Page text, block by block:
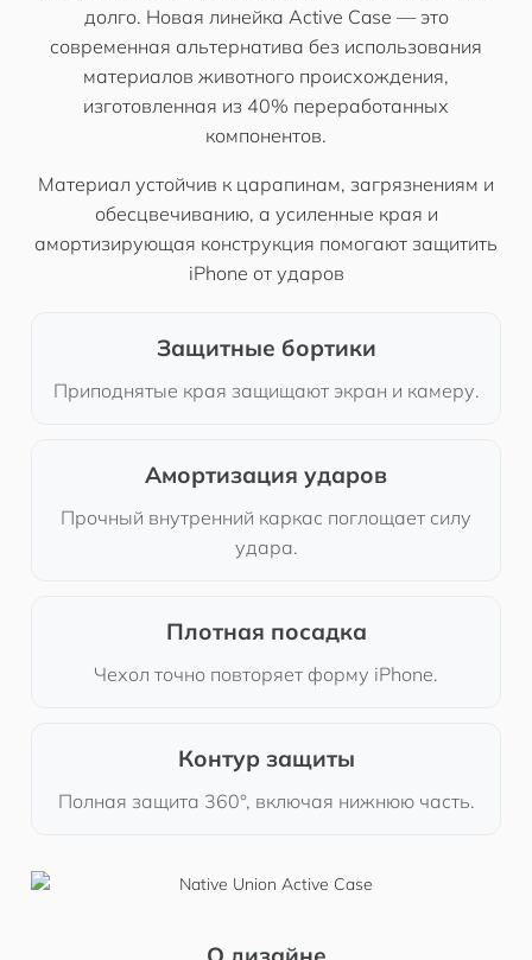
долго. Новая линейка Active Case — это
современная альтернатива без использования
материалов животного происхождения,
изготовленная из 40% переработанных
компонентов.
Материал устойчив к царапинам, загрязнениям и
обесцвечиванию, а усиленные края и
амортизирующая конструкция помогают защитить
iPhone от ударов
Защитные бортики
Приподнятые края защищают экран и камеру.
Амортизация ударов
Прочный внутренний каркас поглощает силу
удара.
Плотная посадка
Чехол точно повторяет форму iPhone.
Контур защиты
Полная защита 360°, включая нижнюю часть.